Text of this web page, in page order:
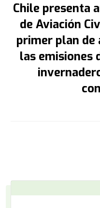
Chile presenta
de Aviación
primer plan de
las emisiones